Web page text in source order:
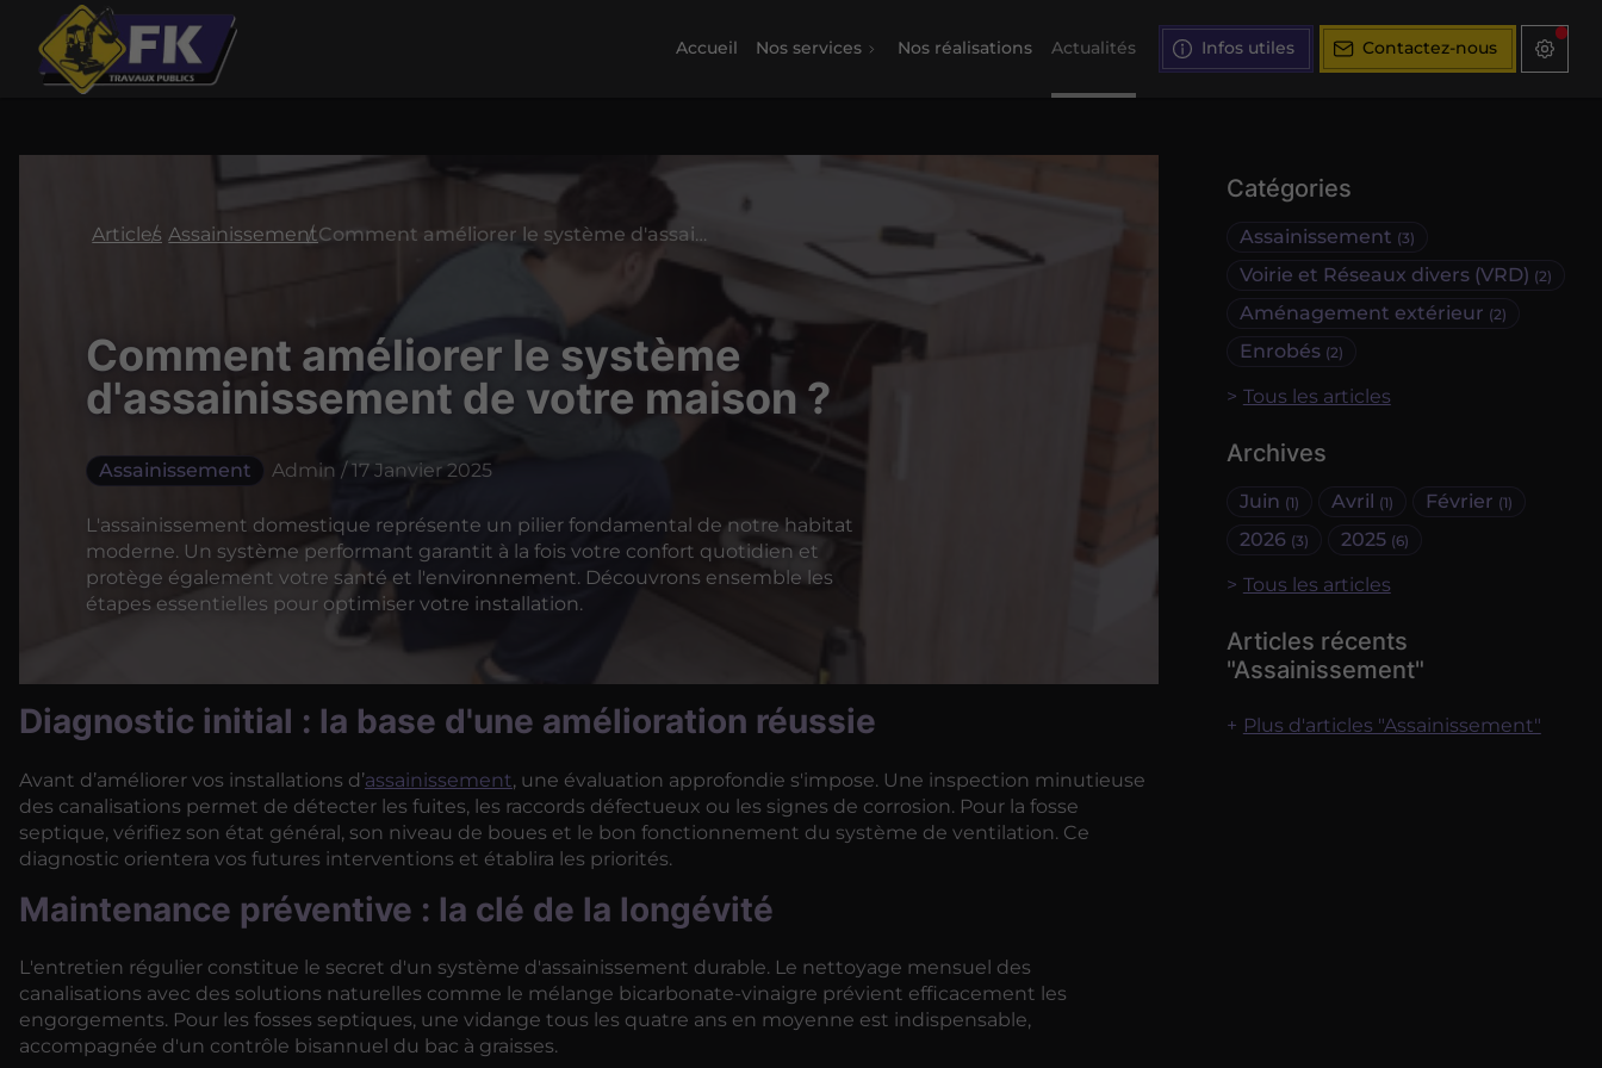
Accueil Nos services Nos réalisations Actualités Infos utiles Contactez-nous
Catégories
Assainissement (3)
Voirie et Réseaux divers (VRD) (2)
Aménagement extérieur (2)
Enrobés (2)
Tous les articles
Archives
Juin (1) Avril (1) Février (1)
2026 (3) 2025 (6)
Tous les articles
Articles récents
"Assainissement"
Plus d'articles "Assainissement"
Articles Assainissement Comment améliorer le système d'assainissement de votre maison ?
Comment améliorer le système
d'assainissement de votre maison ?
Assainissement Admin / 17 Janvier 2025
L'assainissement domestique représente un pilier fondamental de notre habitat
moderne. Un système performant garantit à la fois votre confort quotidien et
protège également votre santé et l'environnement. Découvrons ensemble les
étapes essentielles pour optimiser votre installation.
Diagnostic initial : la base d'une amélioration réussie
Avant d’améliorer vos installations d’assainissement, une évaluation approfondie s'impose. Une inspection minutieuse
des canalisations permet de détecter les fuites, les raccords défectueux ou les signes de corrosion. Pour la fosse
septique, vérifiez son état général, son niveau de boues et le bon fonctionnement du système de ventilation. Ce
diagnostic orientera vos futures interventions et établira les priorités.
Maintenance préventive : la clé de la longévité
L'entretien régulier constitue le secret d'un système d'assainissement durable. Le nettoyage mensuel des
canalisations avec des solutions naturelles comme le mélange bicarbonate-vinaigre prévient efficacement les
engorgements. Pour les fosses septiques, une vidange tous les quatre ans en moyenne est indispensable,
accompagnée d'un contrôle bisannuel du bac à graisses.